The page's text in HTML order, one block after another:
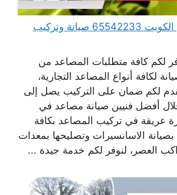
صيانة مصاعد في الكويت 65542233 صيانة وتركيب
لكم كافة متطلبات المصاعد من
لكافة أنواع المصاعد التجارية،
لكم ضمان على التركيب يصل إلى
أفضل فنيين صيانة مصاعد في
عريقة في تركيب المصاعد بكافة
بصيانة الاسانسيرات وتصليحها بمعدات
العصر، لنوفر لكم خدمة جيدة ...